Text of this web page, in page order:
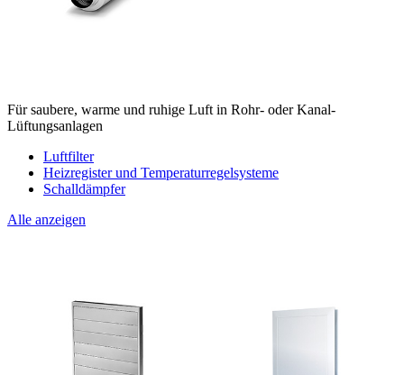
Für saubere, warme und ruhige Luft in Rohr- oder Kanal-
Lüftungsanlagen
Luftfilter
Heizregister und Temperaturregelsysteme
Schalldämpfer
Alle anzeigen